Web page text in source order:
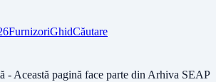
FurnizoriGhidCăutare
- Această pagină face parte din Arhiva SEAP